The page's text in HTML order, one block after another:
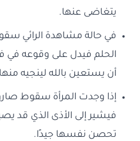
يتغاضى عنها.
في حالة مشاهدة الرائي
الحلم فيدل على وقوعه في
أن يستعين بالله لينجيه
إذا وجدت المرأة سقوط
فيشير إلى الأذى الذي قد
تحصن نفسها جيدًا.